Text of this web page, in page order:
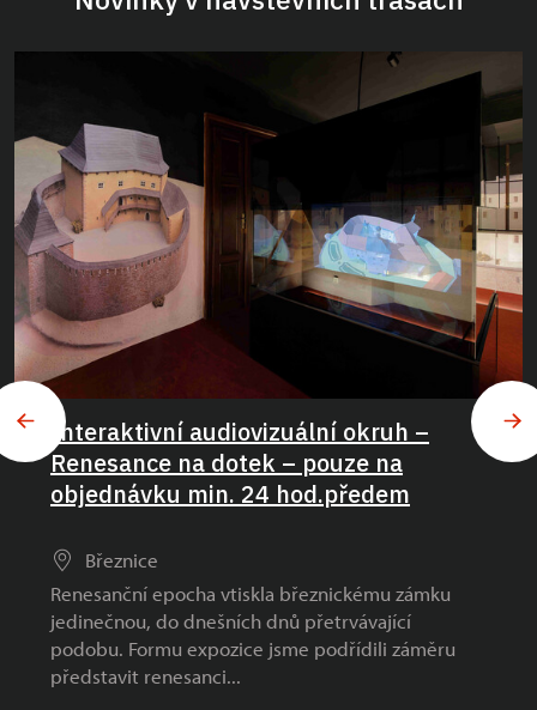
Interaktivní audiovizuální okruh –
Renesance na dotek – pouze na
objednávku min. 24 hod.předem
Březnice
Renesanční epocha vtiskla březnickému zámku
jedinečnou, do dnešních dnů přetrvávající
podobu. Formu expozice jsme podřídili záměru
představit renesanci...